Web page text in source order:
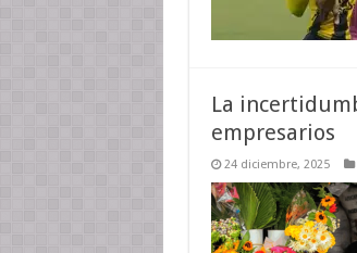
La
empresarios
24 diciembre, 2025